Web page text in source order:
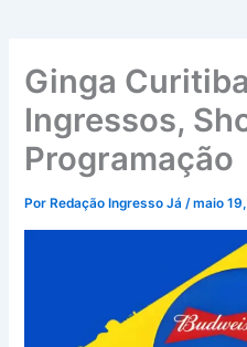
Ginga
Ingressos,
Programação
Por Redação Ingresso Já/maio